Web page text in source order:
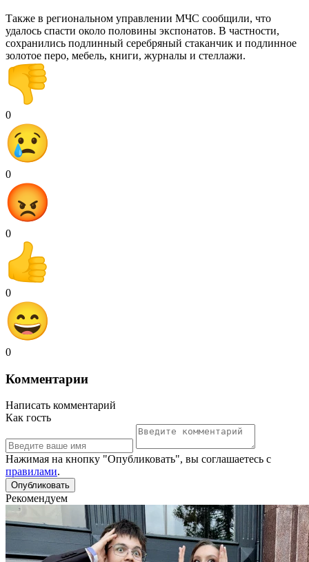
Также в региональном управлении МЧС сообщили, что
удалось спасти около половины экспонатов. В частности,
сохранились подлинный серебряный стаканчик и подлинное
золотое перо, мебель, книги, журналы и стеллажи.
0
0
0
0
0
Комментарии
Написать комментарий
Как гость
Нажимая на кнопку "Опубликовать", вы соглашаетесь с
правилами.
Рекомендуем